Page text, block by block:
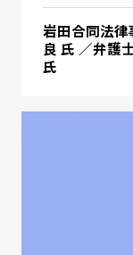
岩田合同法
良 氏 ／弁護
氏